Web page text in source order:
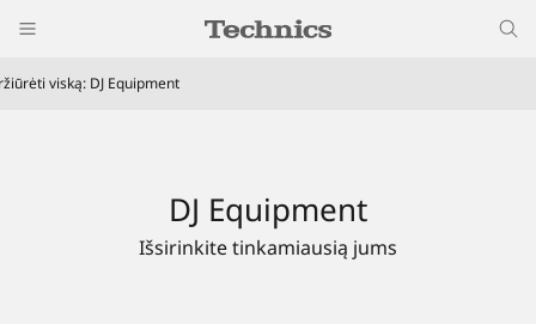
viską: DJ Equipment
Išsirinkite tinkamiausią jums
DJ Equipment